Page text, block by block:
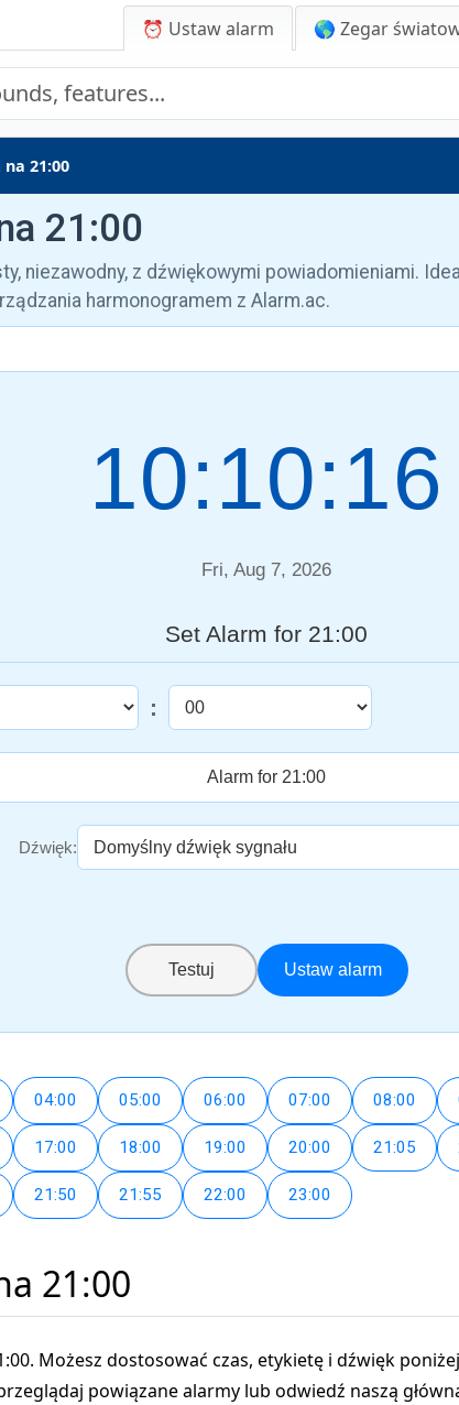
⏰ Ustaw alarm 🌎 Zegar
21:00
21:00
niezawodny, z dźwiękowymi powiadomieniami.
harmonogramem z Alarm.ac.
10:10:17
Fri, Aug 7, 2026
Set Alarm for 21:00
:
Dźwięk:
Testuj Ustaw alarm
04:00 05:00 06:00 07:00 08:00
17:00 18:00 19:00 20:00 21:05
21:50 21:55 22:00 23:00
21:00
Możesz dostosować czas, etykietę i dźwięk
powiązane alarmy lub odwiedź naszą